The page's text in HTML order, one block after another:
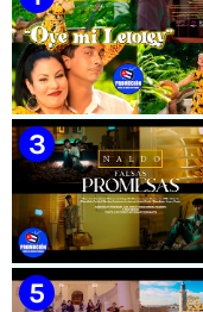
🟡 Susel Gómez (La
¨Oye Mi Leloley¨ ||
Onelio Jesús Larralde
|| Música popular
cubana || Videoclip ||